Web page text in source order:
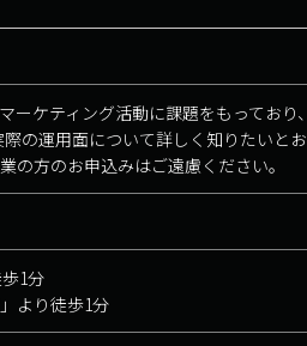
ーケティング活動に課題をもってお
の運用面について詳しく知りたいと
の方のお申込みはご遠慮ください。
1分
より徒歩1分